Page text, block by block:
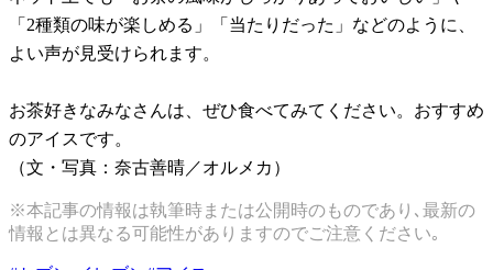
「2種類の味が楽しめる」「当たりだった」などのように、
よい声が見受けられます。
お茶好きなみなさんは、ぜひ食べてみてください。おすすめ
のアイスです。
（文・写真：奈古善晴／オルメカ）
※本記事の情報は執筆時または公開時のものであり､最新の
情報とは異なる可能性がありますのでご注意ください｡